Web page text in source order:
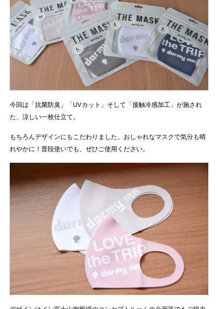
今回は「抗菌防臭」「UVカット」そして「接触冷感加工」が施され
た、涼しい一枚仕立て。
もちろんデザインにもこだわりました。おしゃれなマスクで気分も晴
れやかに！普段使いでも、ぜひご使用ください。